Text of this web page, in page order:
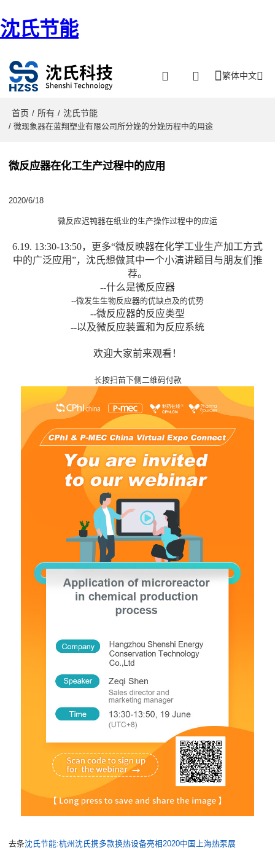
沈氏节能
繁体中文
首页 / 所有 / 沈氏节能
/ 微现象器在蓝翔塑业有限公司所分娩的分娩历程中的用途
微反应器在化工生产过程中的应用
2020/6/18
微反应迟钝器在纸业的生产操作过程中的应运
6.19. 13:30-13:50，更多“微反映器在化学工业生产加工方式
中的广泛应用”，沈氏想做其中一个小演讲题目与朋友们推
荐。
--什么是微反应器
--微发生生物反应器的优缺点及的优势
--微反应器的反应类型
--以及微反应装置和为反应系统
欢迎大家前来观看！
长按扫苗下侧二维码付款
去条沈氏节能:杭州沈氏携多款换热设备亮相2020中国上海热泵展